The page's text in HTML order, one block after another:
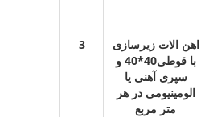
اهن الات زیرسازی
با قوطی40*40 و
سپری آهنی یا
الومینیومی در هر
متر مربع
3